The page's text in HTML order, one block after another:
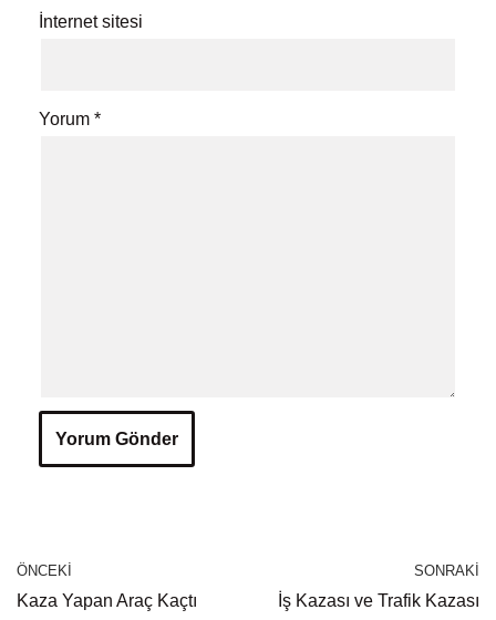
İnternet sitesi
Yorum *
ÖNCEKI
Kaza Yapan Araç Kaçtı
SONRAKI
İş Kazası ve Trafik Kazası